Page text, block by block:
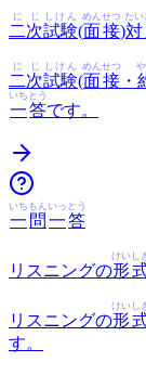
二
に
次
じ
試験
しけん
(面接
めんせつ
)
たい
二
に
次
じ
試験
しけん
(面接
めんせつ
・
や
一
いち
答
とう
です。
一
いち
問
もん
一
いっ
答
とう
リスニングの形
けいし
リスニングの形
けいし
す。